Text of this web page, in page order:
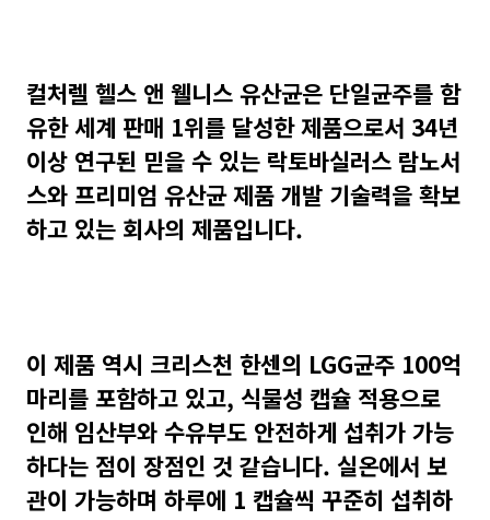
컬처렐 헬스 앤 웰니스 유산균은 단일균주를 함
유한 세계 판매 1위를 달성한 제품으로서 34년
이상 연구된 믿을 수 있는 락토바실러스 람노서
스와 프리미엄 유산균 제품 개발 기술력을 확보
하고 있는 회사의 제품입니다.
이 제품 역시 크리스천 한센의 LGG균주 100억
마리를 포함하고 있고, 식물성 캡슐 적용으로
인해 임산부와 수유부도 안전하게 섭취가 가능
하다는 점이 장점인 것 같습니다. 실온에서 보
관이 가능하며 하루에 1 캡슐씩 꾸준히 섭취하